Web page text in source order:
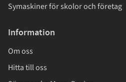
Symaskiner för skolor och företag
Information
Om oss
Hitta till oss